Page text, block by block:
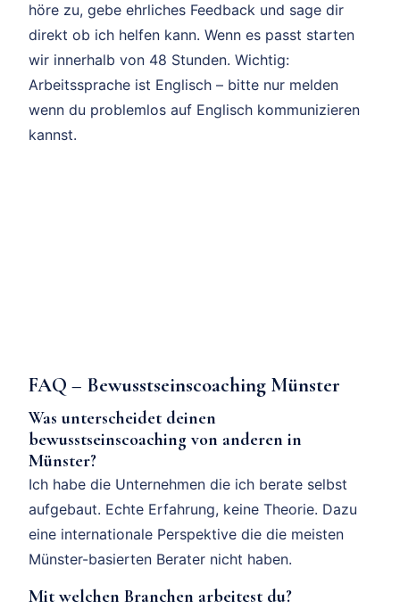
höre zu, gebe ehrliches Feedback und sage dir
direkt ob ich helfen kann. Wenn es passt starten
wir innerhalb von 48 Stunden. Wichtig:
Arbeitssprache ist Englisch – bitte nur melden
wenn du problemlos auf Englisch kommunizieren
kannst.
FAQ – Bewusstseinscoaching Münster
Was unterscheidet deinen
bewusstseinscoaching von anderen in
Münster?
Ich habe die Unternehmen die ich berate selbst
aufgebaut. Echte Erfahrung, keine Theorie. Dazu
eine internationale Perspektive die die meisten
Münster-basierten Berater nicht haben.
Mit welchen Branchen arbeitest du?